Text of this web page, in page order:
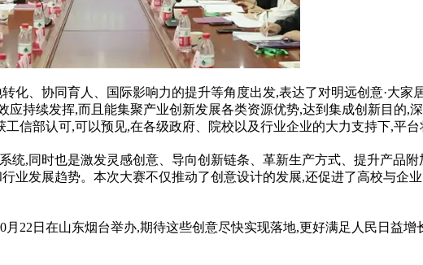
、协同育人、国际影响力的提升等角度出发,表达了对明远创意·大家
持续发挥,而且能集聚产业创新发展各类资源优势,达到集成创新目的,
信部认可,可以预见,在各级政府、院校以及行业企业的大力支持下,平台
,同时也是激发灵感创意、导向创新链条、革新生产方式、提升产品
业发展趋势。本次大赛不仅推动了创意设计的发展,还促进了高校与企
22日在山东烟台举办,期待这些创意尽快实现落地,更好满足人民日益增